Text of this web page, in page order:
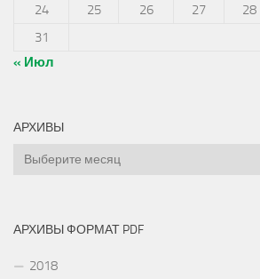
24
25 26 27 28
31
« Июл
АРХИВЫ
Архивы
АРХИВЫ ФОРМАТ PDF
2018